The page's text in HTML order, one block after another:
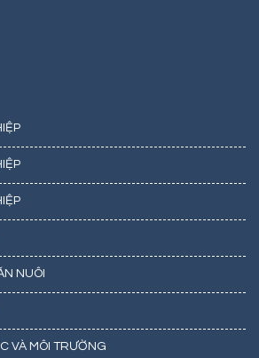
NUÔI
VÀ MÔI TRƯỜNG